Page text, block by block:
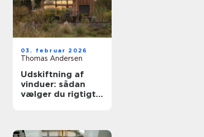
03. februar 2026
Thomas Andersen
Udskiftning af
vinduer: sådan
vælger du rigtigt